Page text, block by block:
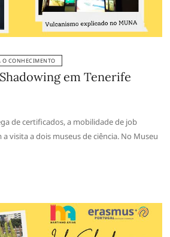
O CONHECIMENTO
em Tenerife
de certificados, a mobilidade de job
visita a dois museus de ciência. No Museu